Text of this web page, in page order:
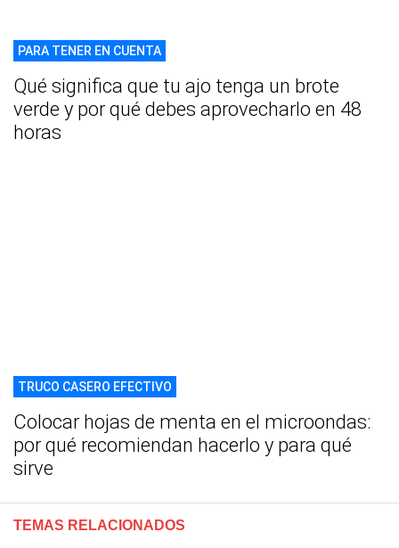
PARA TENER EN CUENTA
Qué significa que tu ajo tenga un brote
verde y por qué debes aprovecharlo en 48
horas
TRUCO CASERO EFECTIVO
Colocar hojas de menta en el microondas:
por qué recomiendan hacerlo y para qué
sirve
TEMAS RELACIONADOS